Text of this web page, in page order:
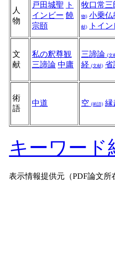
人
物
戸田城聖
ト
インビー 饒
宗頤
牧口常三
物) 小乗仏
献) トイ
文
献
私の釈尊観
三諦論 中庸
三諦論 (文
経 (文献) 省
術
語
中道 空 (術語) 縁
キーワード
表示情報提供元（PDF論文所